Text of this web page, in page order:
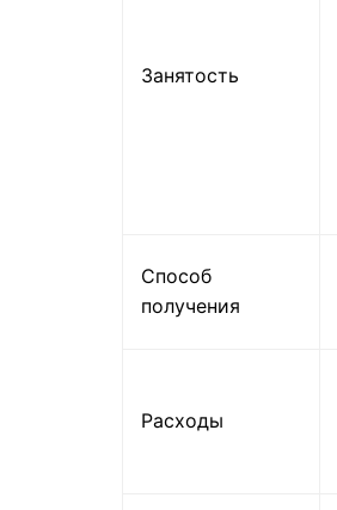
Занятость
Способ
получения
Расходы